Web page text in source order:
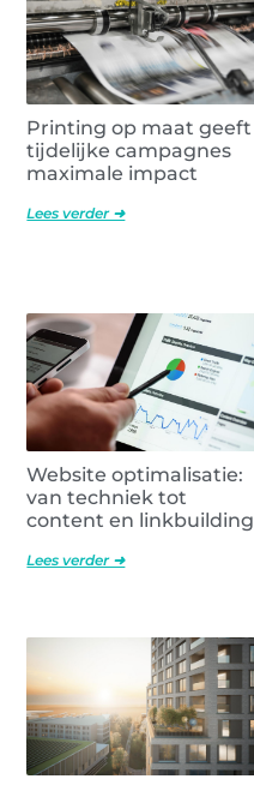
Printing op maat geeft
tijdelijke campagnes
maximale impact
Lees verder ➜
Website optimalisatie:
van techniek tot
content en linkbuilding
Lees verder ➜